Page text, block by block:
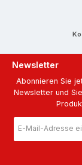
Newsletter
Abonnieren Sie
Newsletter und
Mail-